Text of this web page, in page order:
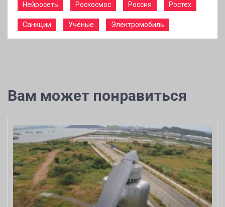
Нейросеть Роскосмос Россия Ростех
Санкции Учёные Электромобиль
Вам может понравиться